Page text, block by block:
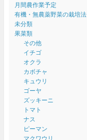
月間農作業予定
有機・無農薬野菜の栽培法
未分類
果菜類
その他
イチゴ
オクラ
カボチャ
キュウリ
ゴーヤ
ズッキーニ
トマト
ナス
ピーマン
マクワウリ